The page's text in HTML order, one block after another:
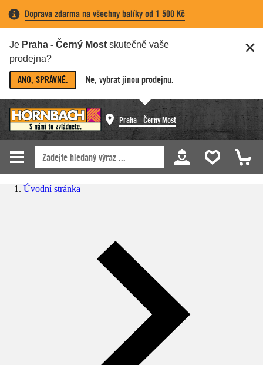
Doprava zdarma na všechny balíky od 1 500 Kč
Je Praha - Černý Most skutečně vaše
prodejna?
ANO, SPRÁVNĚ. Ne, vybrat jinou prodejnu.
Praha - Černý Most
Úvodní stránka